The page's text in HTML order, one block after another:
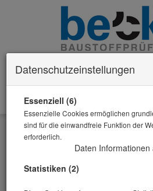
Zurück
Alle Artikel zeigen aus:
Datenschutzeinstellungen
Essenziell (6)
Essenzielle Cookies ermöglichen
sind für die einwandfreie Funktion der
erforderlich.
Daten Informationen
Statistiken (2)